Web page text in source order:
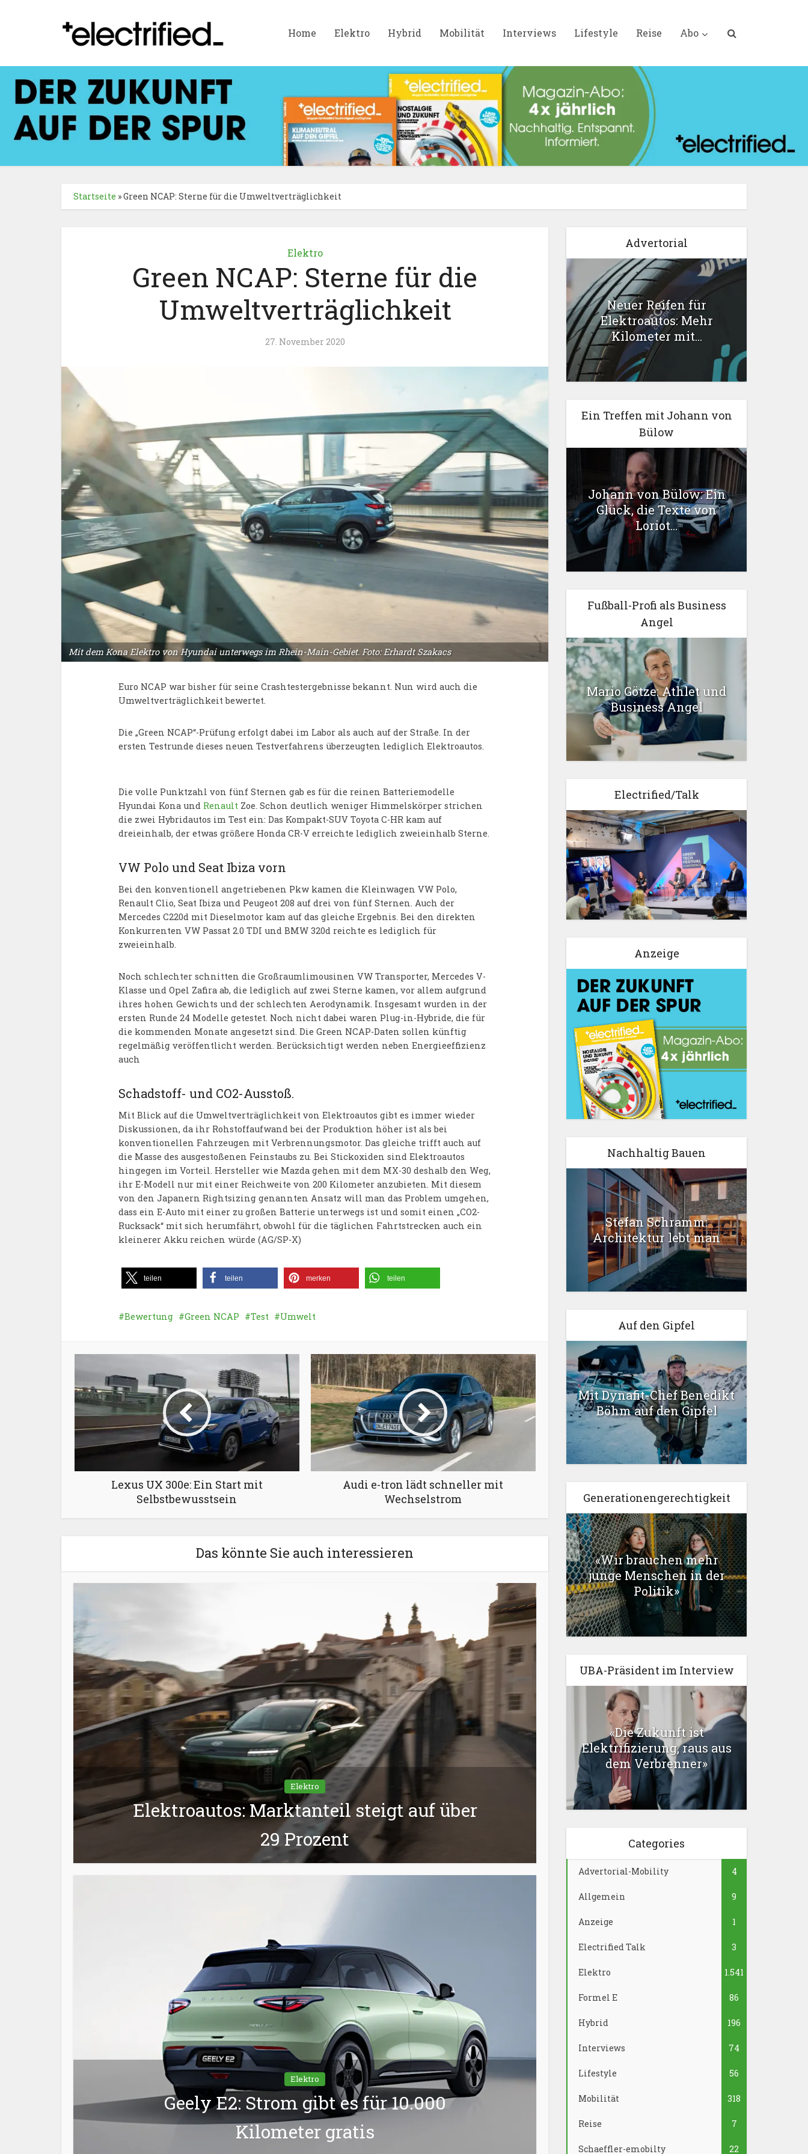
Home Elektro Hybrid Mobilität Interviews Lifestyle Reise Abo
Startseite »Green NCAP: Sterne für die Umweltverträglichkeit
Elektro
Green NCAP: Sterne für die
Umweltverträglichkeit
27. November 2020
Mit dem Kona Elektro von Hyundai unterwegs im Rhein-Main-Gebiet. Foto: Erhardt Szakacs
Euro NCAP war bisher für seine Crashtestergebnisse bekannt. Nun wird auch die
Umweltverträglichkeit bewertet.
Die „Green NCAP“-Prüfung erfolgt dabei im Labor als auch auf der Straße. In der
ersten Testrunde dieses neuen Testverfahrens überzeugten lediglich Elektroautos.
Die volle Punktzahl von fünf Sternen gab es für die reinen Batteriemodelle
Hyundai Kona und Renault Zoe. Schon deutlich weniger Himmelskörper strichen
die zwei Hybridautos im Test ein: Das Kompakt-SUV Toyota C-HR kam auf
dreieinhalb, der etwas größere Honda CR-V erreichte lediglich zweieinhalb Sterne.
VW Polo und Seat Ibiza vorn
Bei den konventionell angetriebenen Pkw kamen die Kleinwagen VW Polo,
Renault Clio, Seat Ibiza und Peugeot 208 auf drei von fünf Sternen. Auch der
Mercedes C220d mit Dieselmotor kam auf das gleiche Ergebnis. Bei den direkten
Konkurrenten VW Passat 2.0 TDI und BMW 320d reichte es lediglich für
zweieinhalb.
Noch schlechter schnitten die Großraumlimousinen VW Transporter, Mercedes V-
Klasse und Opel Zafira ab, die lediglich auf zwei Sterne kamen, vor allem aufgrund
ihres hohen Gewichts und der schlechten Aerodynamik. Insgesamt wurden in der
ersten Runde 24 Modelle getestet. Noch nicht dabei waren Plug-in-Hybride, die für
die kommenden Monate angesetzt sind. Die Green NCAP-Daten sollen künftig
regelmäßig veröffentlicht werden. Berücksichtigt werden neben Energieeffizienz
auch
Schadstoff- und CO2-Ausstoß.
Mit Blick auf die Umweltverträglichkeit von Elektroautos gibt es immer wieder
Diskussionen, da ihr Rohstoffaufwand bei der Produktion höher ist als bei
konventionellen Fahrzeugen mit Verbrennungsmotor. Das gleiche trifft auch auf
die Masse des ausgestoßenen Feinstaubs zu. Bei Stickoxiden sind Elektroautos
hingegen im Vorteil. Hersteller wie Mazda gehen mit dem MX-30 deshalb den Weg,
ihr E-Modell nur mit einer Reichweite von 200 Kilometer anzubieten. Mit diesem
von den Japanern Rightsizing genannten Ansatz will man das Problem umgehen,
dass ein E-Auto mit einer zu großen Batterie unterwegs ist und somit einen „CO2-
Rucksack“ mit sich herumfährt, obwohl für die täglichen Fahrtstrecken auch ein
kleinerer Akku reichen würde (AG/SP-X)
teilen teilen merken teilen
Bewertung Green NCAP Test Umwelt
Lexus UX 300e: Ein Start mit
Selbstbewusstsein
Audi e-tron lädt schneller mit
Wechselstrom
Das könnte Sie auch interessieren
Elektro
Elektroautos: Marktanteil steigt auf über
29 Prozent
Elektro
Geely E2: Strom gibt es für 10.000
Kilometer gratis
Advertorial
Neuer Reifen für
Elektroautos: Mehr
Kilometer mit...
Ein Treffen mit Johann von
Bülow
Johann von Bülow: Ein
Glück, die Texte von
Loriot...
Fußball-Profi als Business
Angel
Mario Götze: Athlet und
Business Angel
Electrified/Talk
Anzeige
Nachhaltig Bauen
Stefan Schramm:
Architektur lebt man
Auf den Gipfel
Mit Dynafit-Chef Benedikt
Böhm auf den Gipfel
Generationengerechtigkeit
«Wir brauchen mehr
junge Menschen in der
Politik»
UBA-Präsident im Interview
«Die Zukunft ist
Elektrifizierung, raus aus
dem Verbrenner»
Categories
Advertorial-Mobility 4
Allgemein 9
Anzeige 1
Electrified Talk 3
Elektro 1.541
Formel E 86
Hybrid 196
Interviews 74
Lifestyle 56
Mobilität 318
Reise 7
Schaeffler-emobilty 22